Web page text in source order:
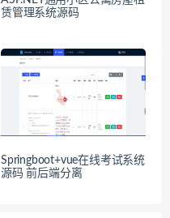
赁管理系统源码
Springboot+vue在线考试系统
源码 前后端分离